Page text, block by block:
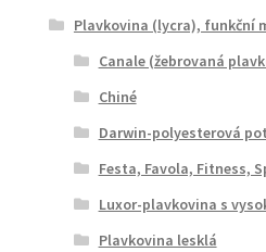
Plavkovina (lycra), funkční
Canale (žebrovaná
Chiné
Darwin-polyesterová
Festa, Favola, Fitness,
Luxor-plavkovina s
Plavkovina lesklá